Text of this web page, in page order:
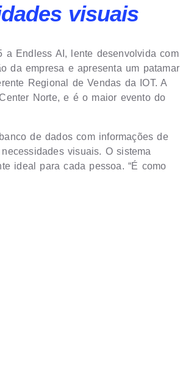
visuais
a Endless AI, lente desenvolvida com
da empresa e apresenta um patamar
Regional de Vendas da IOT. A
Norte, e é o maior evento do
de dados com informações de
visuais. O sistema
ideal para cada pessoa. “É como